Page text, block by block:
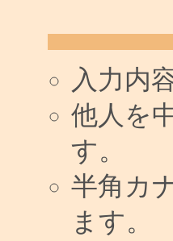
入力内
他人を
す。
半角カ
ます。